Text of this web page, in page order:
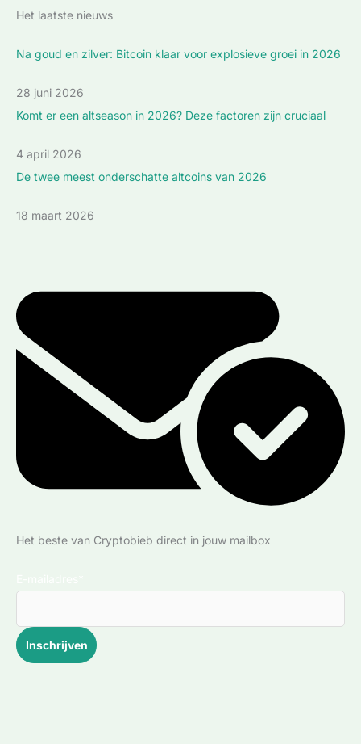
DAO
Het laatste nieuws
Na goud en zilver: Bitcoin klaar voor explosieve groei in 2026
28 juni 2026
Komt er een altseason in 2026? Deze factoren zijn cruciaal
4 april 2026
De twee meest onderschatte altcoins van 2026
18 maart 2026
Het beste van Cryptobieb direct in jouw mailbox